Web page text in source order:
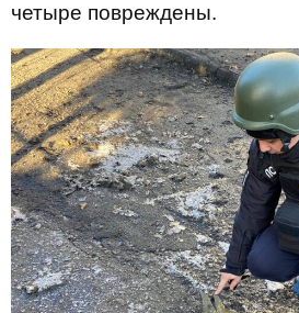
четыре повреждены.